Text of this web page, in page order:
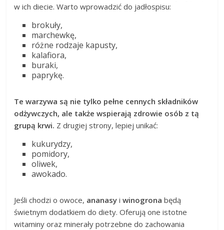
w ich diecie. Warto wprowadzić do jadłospisu:
brokuły,
marchewkę,
różne rodzaje kapusty,
kalafiora,
buraki,
paprykę.
Te warzywa są nie tylko pełne cennych składników
odżywczych, ale także wspierają zdrowie osób z tą
grupą krwi. Z drugiej strony, lepiej unikać:
kukurydzy,
pomidory,
oliwek,
awokado.
Jeśli chodzi o owoce, ananasy iwinogrona będą
świetnym dodatkiem do diety. Oferują one istotne
witaminy oraz minerały potrzebne do zachowania